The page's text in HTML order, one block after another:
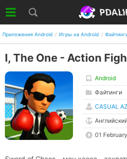
Приложения Android Игры на Android
I, The One - Action
Android
Файтинги
CASUAL
01